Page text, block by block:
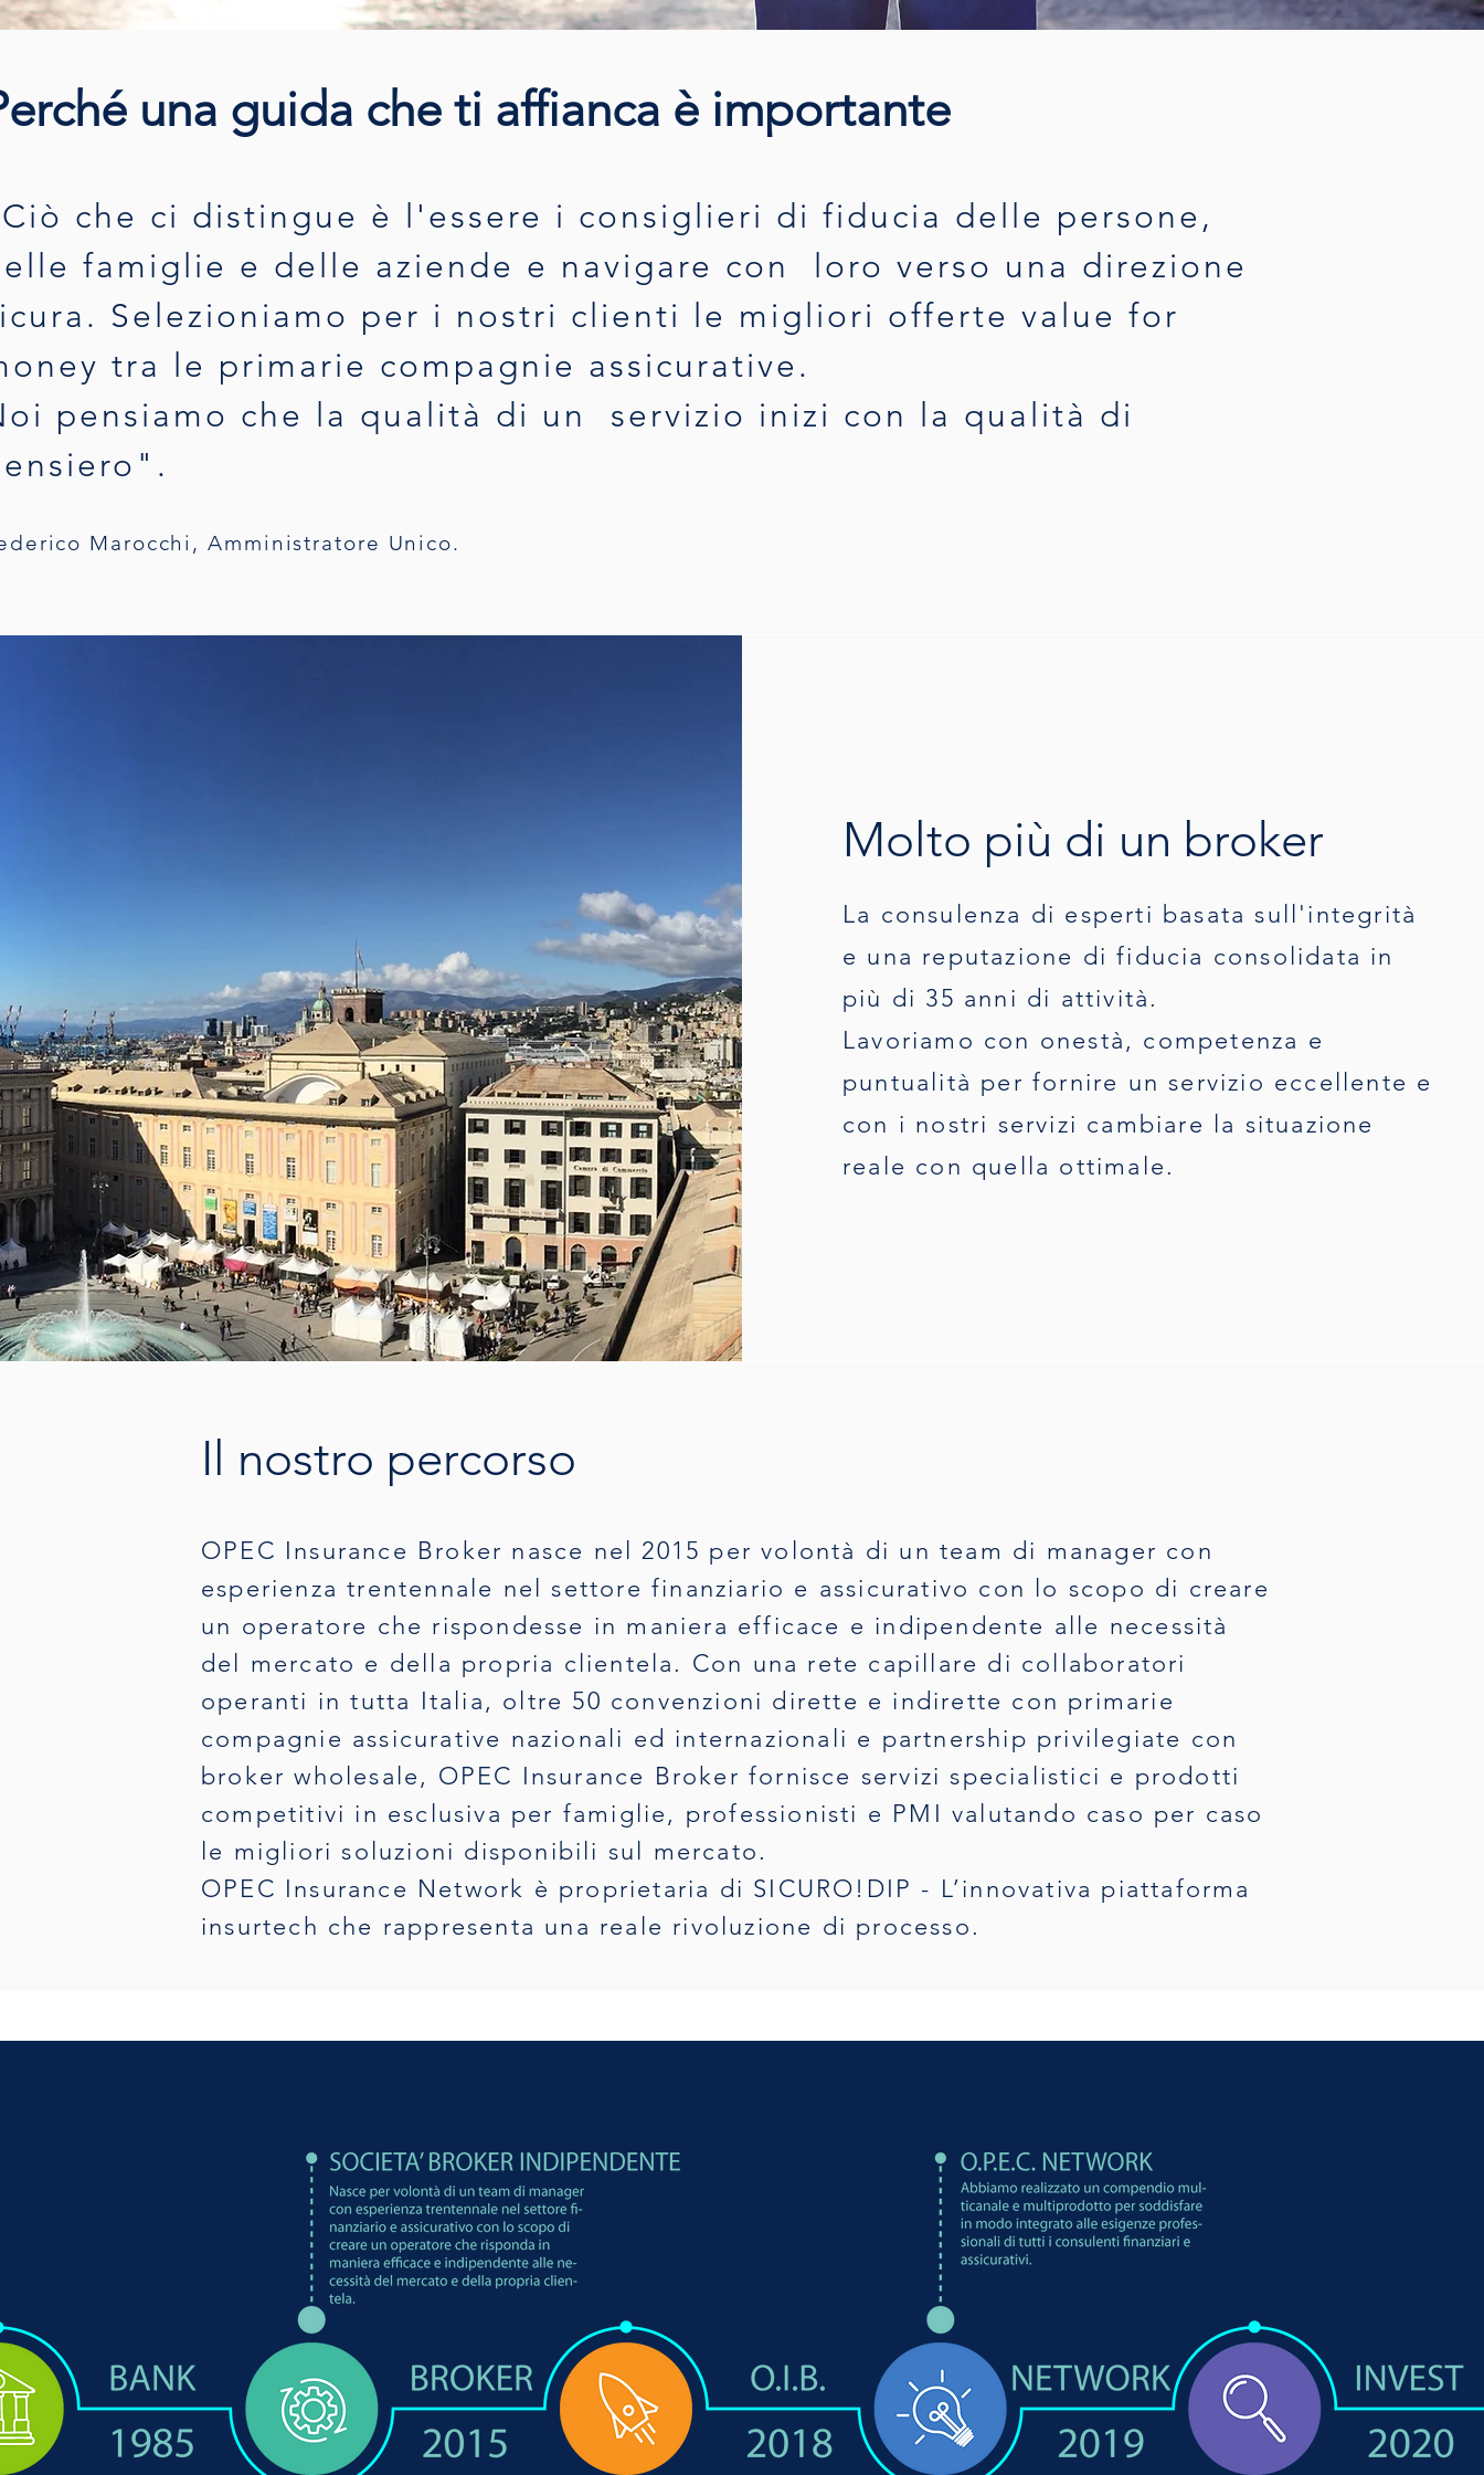
una guida che ti affianca è importante
Ciò che ci distingue è l'essere i consiglieri di fiducia delle persone,
famiglie e delle aziende e navigare con loro verso una direzione
Selezioniamo per i nostri clienti le migliori offerte value for
tra le primarie compagnie assicurative.
pensiamo che la qualità di un servizio inizi con la qualità di
".
Marocchi, Amministratore Unico.
Molto più di un broker
La consulenza di esperti basata sull'integrità
e una reputazione di fiducia consolidata in
più di 35 anni di attività.
Lavoriamo con onestà, competenza e
puntualità per fornire un servizio eccellente e
con i nostri servizi cambiare la situazione
reale con quella ottimale.
Il nostro percorso
OPEC Insurance Broker nasce nel 2015 per volontà di un team di manager con
esperienza trentennale nel settore finanziario e assicurativo con lo scopo di creare
un operatore che rispondesse in maniera efficace e indipendente alle necessità
del mercato e della propria clientela. Con una rete capillare di collaboratori
operanti in tutta Italia, oltre 50 convenzioni dirette e indirette con primarie
compagnie assicurative nazionali ed internazionali e partnership privilegiate con
broker wholesale, OPEC Insurance Broker fornisce servizi specialistici e prodotti
competitivi in esclusiva per famiglie, professionisti e PMI valutando caso per caso
le migliori soluzioni disponibili sul mercato.
OPEC Insurance Network è proprietaria di SICURO!DIP - L’innovativa piattaforma
insurtech che rappresenta una reale rivoluzione di processo.